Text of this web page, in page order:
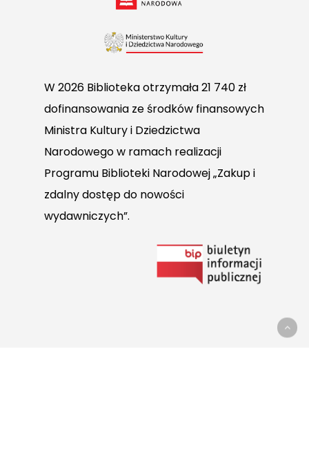
W 2026 Biblioteka otrzymała 21 740 zł
dofinansowania ze środków finansowych
Ministra Kultury i Dziedzictwa
Narodowego w ramach realizacji
Programu Biblioteki Narodowej „Zakup i
zdalny dostęp do nowości
wydawniczych”.
do